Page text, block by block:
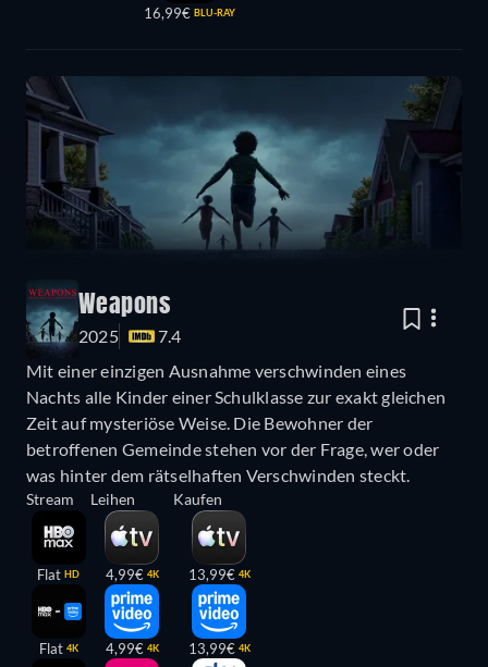
16,99€ BLU-RAY
Weapons
2025
7.4
Mit einer einzigen Ausnahme verschwinden eines
Nachts alle Kinder einer Schulklasse zur exakt gleichen
Zeit auf mysteriöse Weise. Die Bewohner der
betroffenen Gemeinde stehen vor der Frage, wer oder
was hinter dem rätselhaften Verschwinden steckt.
Stream
Flat HD
Flat 4K
Leihen
4,99€ 4K
4,99€ 4K
Kaufen
13,99€ 4K
13,99€ 4K